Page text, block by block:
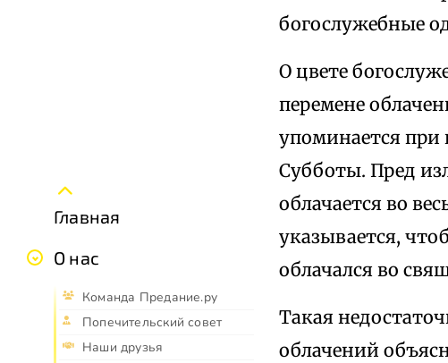
Главная
О нас
Команда Предание.ру
Попечительский совет
Наши друзья
богослужебные
О цвете
перемене
упоминается при
Субботы. Пред
облачается во
указывается,
облачался во
Такая
облачений